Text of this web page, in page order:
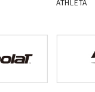
ATHLETA